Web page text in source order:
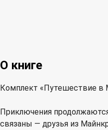
О книге
Комплект «Путешествие в
Приключения
связаны — друзья из